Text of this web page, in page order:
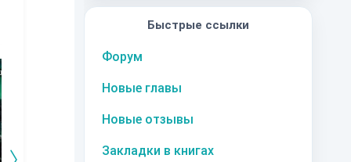
Быстрые ссылки
Форум
Новые главы
Новые отзывы
Закладки в книгах
10